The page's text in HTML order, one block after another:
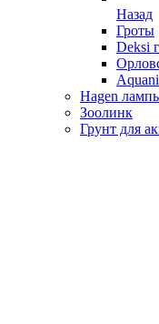
Назад
Гроты
Deksi
Hagen
Зоолинк
Грунт для